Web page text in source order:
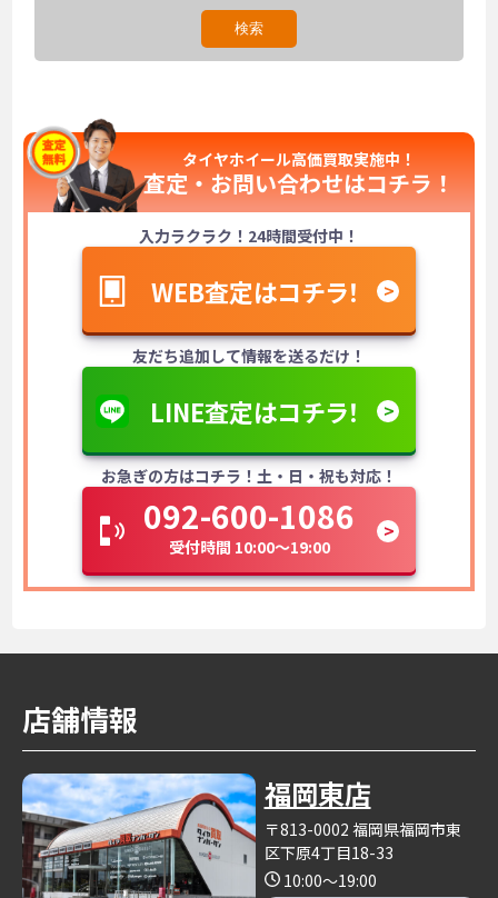
タイヤホイール高価買取実施中！
査定・お問い合わせはコチラ！
入力ラクラク！24時間受付中！
WEB査定はコチラ！
友だち追加して情報を送るだけ！
LINE査定はコチラ！
お急ぎの方はコチラ！土・日・祝も対応！
092-600-1086
受付時間 10:00～19:00
店舗情報
福岡東店
〒813-0002 福岡県福岡市東
区下原4丁目18-33
10:00～19:00